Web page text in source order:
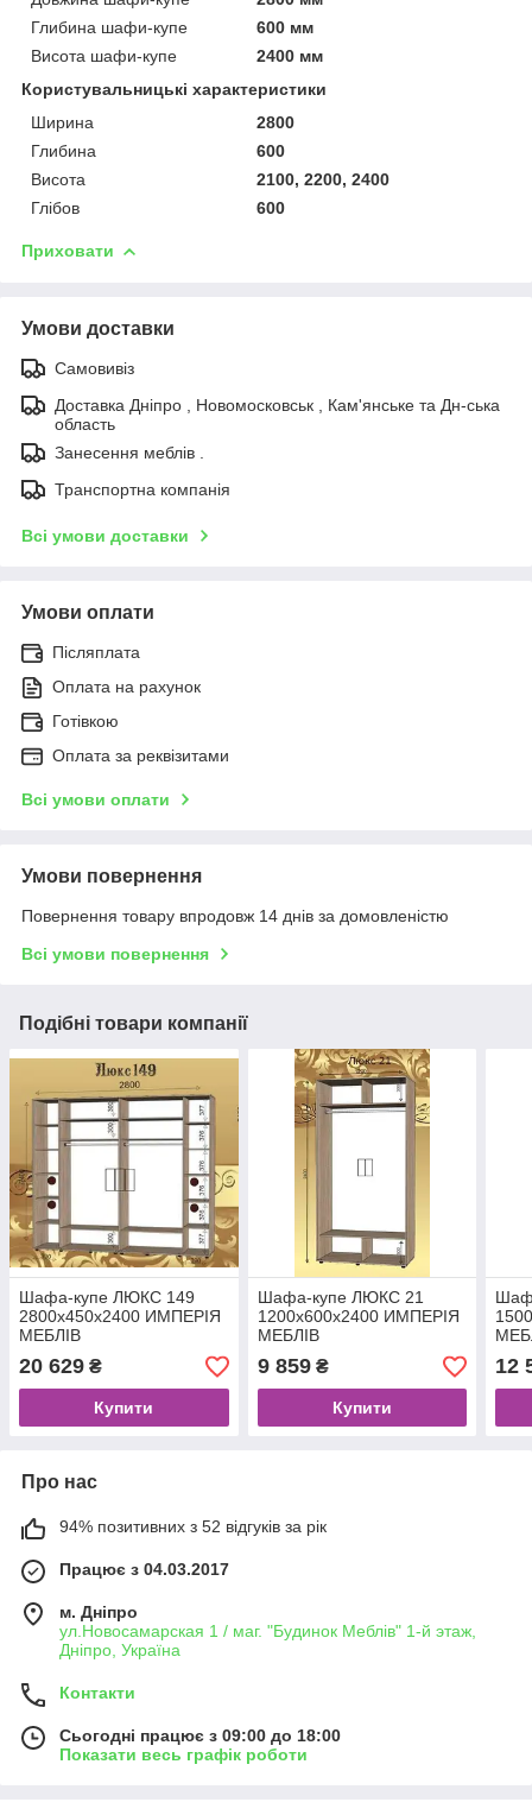
Глибина шафи-купе
600 мм
Висота шафи-купе
2400 мм
Користувальницькі характеристики
Ширина
2800
Глибина
600
Висота
2100, 2200, 2400
Глібов
600
Приховати
Умови доставки
Самовивіз
Доставка Дніпро , Новомосковськ , Кам'янське та Дн-ська
область
Занесення меблів .
Транспортна компанія
Всі умови доставки
Умови оплати
Післяплата
Оплата на рахунок
Готівкою
Оплата за реквізитами
Всі умови оплати
Умови повернення
Повернення товару впродовж 14 днів за домовленістю
Всі умови повернення
Подібні товари компанії
Шафа-купе ЛЮКС 149
2800х450х2400 ИМПЕРIЯ
МЕБЛIВ
20 629 ₴
Купити
Шафа-купе ЛЮКС 21
1200х600х2400 ИМПЕРIЯ
МЕБЛIВ
9 859₴
Купити
12
Про нас
94% позитивних з 52 відгуків за рік
Працює з 04.03.2017
м. Дніпро
ул.Новосамарская 1 / маг. "Будинок Меблiв" 1-й этаж,
Дніпро, Україна
Контакти
Сьогодні працює з 09:00 до 18:00
Показати весь графік роботи